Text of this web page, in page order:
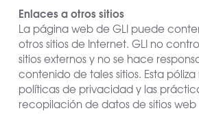
Enlaces a otros sitios
La página web de GLI puede
otros sitios de Internet. GLI no
sitios externos y no se hace
contenido de tales sitios. Esta
políticas de privacidad y las
recopilación de datos de sitios web